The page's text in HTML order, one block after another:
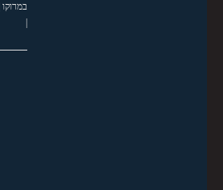
במרוקו|